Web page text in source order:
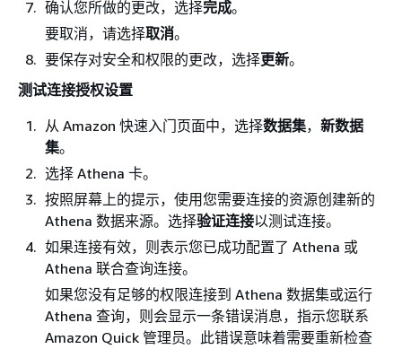
确认您所做的更改，选择完成。
要取消，请选择取消。
要保存对安全和权限的更改，选择更新。
测试连接授权设置
从 Amazon 快速入门页面中，选择数据集， 新数据
集。
选择 Athena 卡。
按照屏幕上的提示，使用您需要连接的资源创建新的
Athena 数据来源。选择验证连接以测试连接。
如果连接有效，则表示您已成功配置了 Athena 或
Athena 联合查询连接。
如果您没有足够的权限连接到 Athena 数据集或运行
Athena 查询，则会显示一条错误消息，指示您联系
Amazon Quick 管理员。此错误意味着需要重新检查